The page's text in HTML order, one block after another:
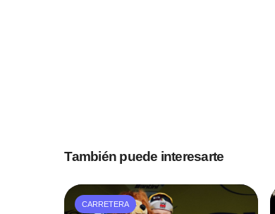
También puede interesarte
CARRETERA